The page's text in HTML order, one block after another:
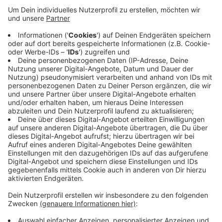
Anzeige
Wer für sein Kind einen Kitaplatz am kommenden
Sommer haben möchte, kann sich online unter dem
Portal "mykitaVM" anmelden. Dabei können mehrere
Wunsch-Standorte angegeben werden. Auf der
Plattform informieren die Kindertagesstätten auch
über ihre Konzepte. In Erkrath gibt es 23 Kitas mit rund
1.400 Plätzen. Anmeldeschluss ist der 15. Januar. Im
Feburar sollen die Plätze dann vergeben werden.
Anzeige